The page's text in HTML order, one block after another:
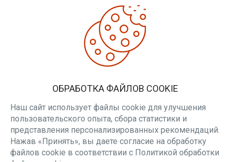
Личный кабинет
Вакансии
Будьте в курсе наших акций и новостей
ПОДПИСАТЬСЯ
ОБРАБОТКА ФАЙЛОВ COOKIE
Наш сайт использует файлы cookie для улучшения
пользовательского опыта, сбора статистики и
представления персонализированных рекомендаций.
Нажав «Принять», вы даете согласие на обработку
файлов cookie в соответствии с Политикой обработки